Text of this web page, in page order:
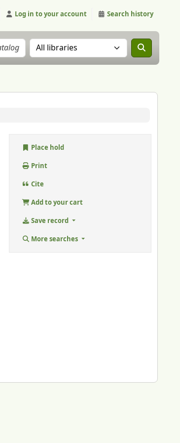
Log in to your account Search history
Search the catalog in:
Place hold
Print
Cite
Add to your cart
Save record
More searches